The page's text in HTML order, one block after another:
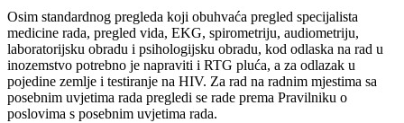
Osim standardnog pregleda koji obuhvaća pregled specijalista
medicine rada, pregled vida, EKG, spirometriju, audiometriju,
laboratorijsku obradu i psihologijsku obradu, kod odlaska na rad u
inozemstvo potrebno je napraviti i RTG pluća, a za odlazak u
pojedine zemlje i testiranje na HIV. Za rad na radnim mjestima sa
posebnim uvjetima rada pregledi se rade prema Pravilniku o
poslovima s posebnim uvjetima rada.